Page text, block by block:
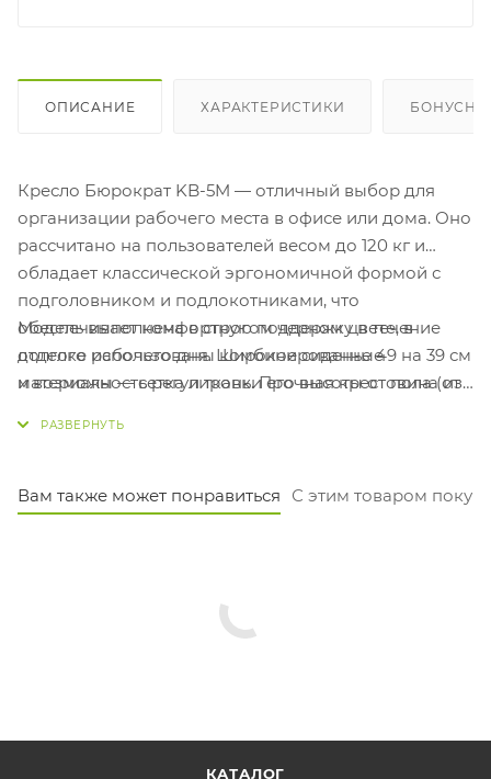
ОПИСАНИЕ ХАРАКТЕРИСТИКИ
Кресло Бюрократ KB-5M — отличный выбор для
организации рабочего места в офисе или дома. Оно
рассчитано на пользователей весом до 120 кг и
обладает классической эргономичной формой с
подголовником и подлокотниками, что
обеспечивает комфортную поддержку в течение
долгого рабочего дня. Широкое сиденье 49 на 39 см
и возможность регулировки его высоты от пола (от
в повседневной работе за компьютером.
Модель выполнена в строгом черном цвете, в
отделке использованы комбинированные
материалы — сетка и ткань. Прочная крестовина из
требует сборки, что является стандартной
практикой для подобной мебели. При выборе стоит
заранее оценить наличие свободного пространства
Вам также может понравиться С этим товаром
КАТАЛОГ